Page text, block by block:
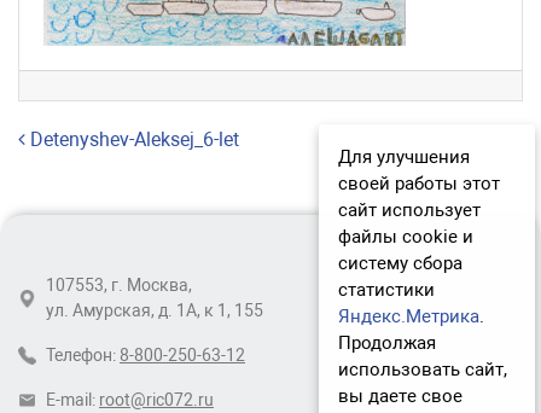
Навигация по записям
Detenyshev-Aleksej_6-let
107553, г. Москва,
ул. Амурская, д. 1А, к 1, 155
Телефон: 8-800-250-63-12
E-mail: root@ric072.ru
Для улучшения
своей работы этот
сайт использует
файлы cookie и
систему сбора
статистики
Яндекс.Метрика.
Продолжая
использовать сайт,
вы даете свое